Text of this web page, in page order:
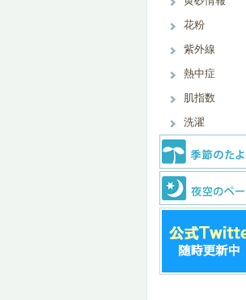
花粉
紫外線
熱中症
肌指数
洗濯